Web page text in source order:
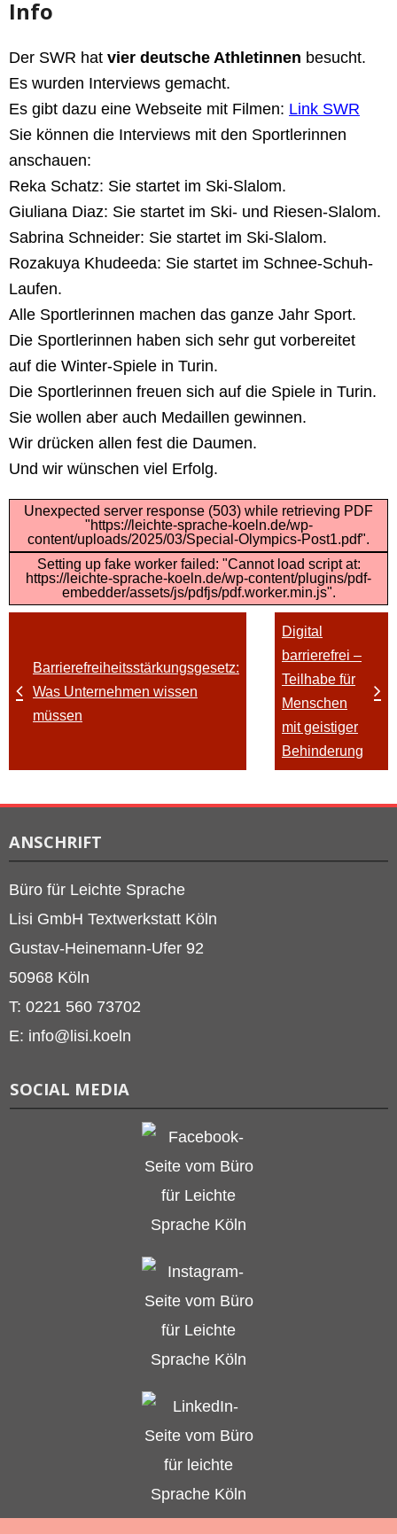
Info
Der SWR hat vier deutsche Athletinnen besucht.
Es wurden Interviews gemacht.
Es gibt dazu eine Webseite mit Filmen: Link SWR
Sie können die Interviews mit den Sportlerinnen
anschauen:
Reka Schatz: Sie startet im Ski-Slalom.
Giuliana Diaz: Sie startet im Ski- und Riesen-Slalom.
Sabrina Schneider: Sie startet im Ski-Slalom.
Rozakuya Khudeeda: Sie startet im Schnee-Schuh-
Laufen.
Alle Sportlerinnen machen das ganze Jahr Sport.
Die Sportlerinnen haben sich sehr gut vorbereitet
auf die Winter-Spiele in Turin.
Die Sportlerinnen freuen sich auf die Spiele in Turin.
Sie wollen aber auch Medaillen gewinnen.
Wir drücken allen fest die Daumen.
Und wir wünschen viel Erfolg.
Unexpected server response (503) while retrieving PDF
"https://leichte-sprache-koeln.de/wp-
content/uploads/2025/03/Special-Olympics-Post1.pdf".
Setting up fake worker failed: "Cannot load script at:
https://leichte-sprache-koeln.de/wp-content/plugins/pdf-
embedder/assets/js/pdfjs/pdf.worker.min.js".
Barrierefreiheitsstärkungsgesetz:
Was Unternehmen wissen
müssen
Digital
barrierefrei –
Teilhabe für
Menschen
mit geistiger
Behinderung
ANSCHRIFT
Büro für Leichte Sprache
Lisi GmbH Textwerkstatt Köln
Gustav-Heinemann-Ufer 92
50968 Köln
T: 0221 560 73702
E: info@lisi.koeln
SOCIAL MEDIA